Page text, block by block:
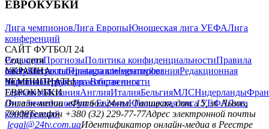
ЕВРОКУБКИ
Лига чемпионовЛига ЕвропыЮношеская лига УЕФАЛига
конференций
САЙТ ФУТБОЛ 24
РедакцияПрогнозыПолитика конфиденциальностиПравила
сайтуКонтактыПравила комментированияРедакционная
политикаСтруктура собственности
Соц. сети
facebookxyoutubeinstagramtelegramviber
УКРАИНА
УкраинаПервая лигаВторая лига
ЧЕМПИОНАТЫ
ГерманияИспанияАнглияИталияБельгияМЛСНидерланды
ЕВРОКУБКИ
Лига чемпионовЛига ЕвропыЮношеская лига УЕФАЛига
конференций
Онлайн-медиа «Футбол 24»пл. Галицкая, дом. 15, м. Львов,
79008Телефон +380 (32) 229-77-77Адрес электронной почты
legal@24tv.com.uaИдентификатор онлайн-медиа в Реестре